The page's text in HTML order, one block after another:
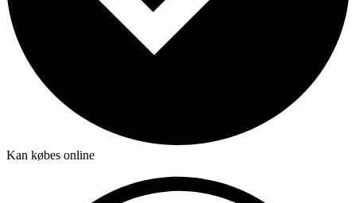
Kan købes online